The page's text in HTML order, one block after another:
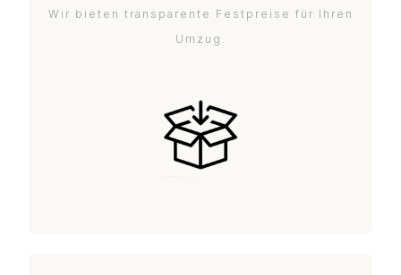
Wir bieten transparente Festpreise für Ihren
Umzug.